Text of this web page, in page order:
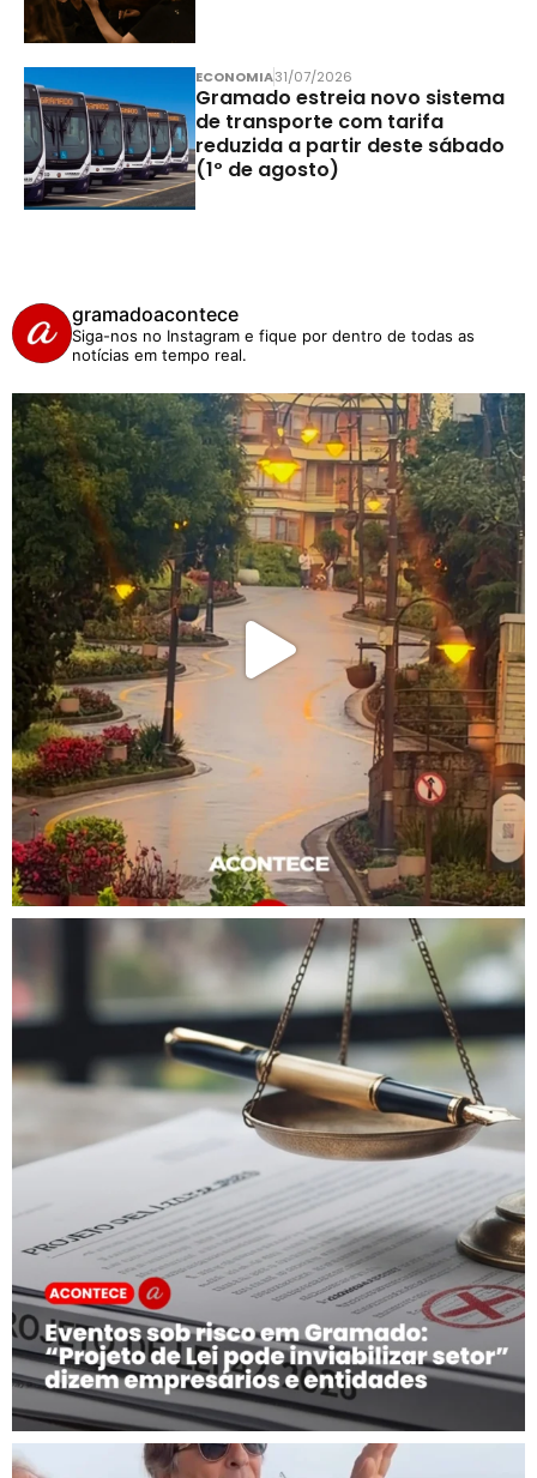
ECONOMIA31/07/2026
Gramado estreia novo sistema
de transporte com tarifa
reduzida a partir deste sábado
(1º de agosto)
gramadoacontece
Siga-nos no Instagram e fique por dentro de todas as
notícias em tempo real.